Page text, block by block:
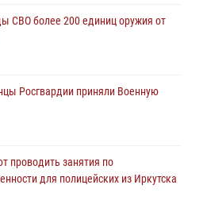
в Иркутской области
Иркутске
СВО более 200 единиц оружия от
Росгвардии приняли Военную
проводить занятия по
для полицейских из Иркутска